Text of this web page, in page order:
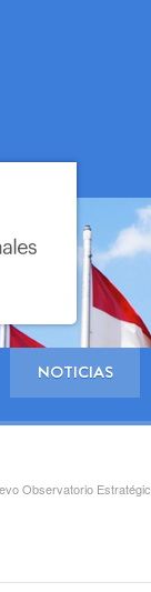
NOTICIAS
Observatorio